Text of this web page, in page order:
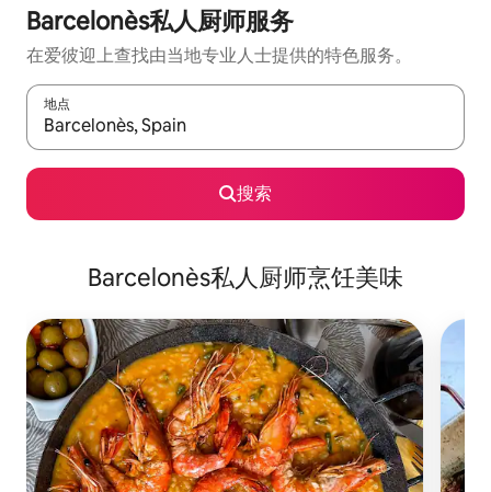
Barcelonès私人厨师服务
在爱彼迎上查找由当地专业人士提供的特色服务。
地点
如有搜索结果，请使用上下方向键查看，或通过点击或滑动手势
搜索
Barcelonès私人厨师烹饪美味